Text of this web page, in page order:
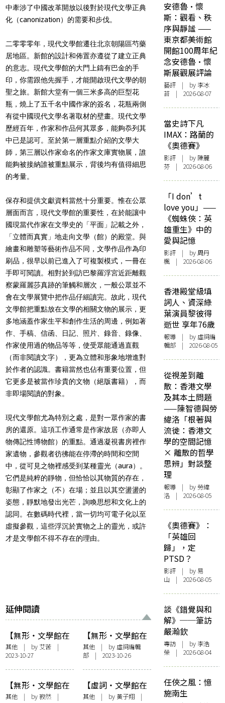
中牽涉了中國改革開放以後對於現代文學正典
化（canonization）的需要和步伐。
二零零零年，現代文學館遷往北京朝陽區芍藥
居地區。新館的設計和佈置亦遵從了建立正典
的意志。現代文學館的大門上鑄有巴金的手
印，你需跟他先握手，才能開啟現代文學的朝
聖之旅。新館大堂有一個三米多高的巨型花
瓶，燒上了五千名中國作家的簽名，花瓶兩側
有從中國現代文學名著取材的壁畫。現代文學
歷經百年，作家和作品何其眾多，能夠忝列其
中已是認可。至於第一層重點介紹的文學大
師，第三層以作家命名的作家文庫實物展，誰
能夠被接納誰被重點展示，背後均有值得細思
的考量。
保存和提供文獻資料當然十分重要。惟在公眾
層面而言，現代文學館的重要性，在於能讓中
國現當代作家在文學史的「平面」記載之外，
「立體而真實」地走向文學（館）的殿堂。與
繪畫和雕塑等藝術作品不同，文學作品作為印
刷品，很早以前已進入了可複製模式，一冊在
手即可閱讀。相對於到訪巴黎羅浮宮近距離觀
察蒙羅麗莎真跡的筆觸和層次，一般公眾並不
會在文學展覽中把作品仔細讀完。故此，現代
文學館把重點放在文學的相關文物的展示，更
多地涵蓋作家生平和創作生活的周邊，例如著
作、手稿、信函、日記、照片、錄音、錄像、
作家使用過的物品等等，使受眾能通過直觀
（而非閱讀文字），更為立體和形象地增進對
於作者的認識。書籍當然也佔有重要位置，但
它更多是被當作珍貴的文物（絕版書籍），而
非即場閱讀的對象。
現代文學館尤為特別之處，是對一眾作家的書
房的還原。這項工作通常是作家故居（亦即 人
物傳記性博物館）的重點。通過凝視書房裡作
家遺物，參觀者彷彿能在停滯的時間和空間
中，從可見之物裡感受到某種靈光（aura）。
它們是純粹的靜物，但恰恰以其物質的存在，
彰顯了作家之（不）在場；並且以其空盪盪的
姿態，靜默地發出光芒，詢喚思想和文化上的
認同。在數碼時代裡，當一切均可電子化以至
虛擬參觀，這些浮沉於實物之上的靈光，或許
才是文學館不得不存在的理由。
延伸閱讀
【無形・文學館在
他方】文學館流放
他方：烏克蘭到摩
爾多瓦
其他 | by 艾苦 |
2023-10-27
【無形・文學館在
他方】文學館當
刻：實現、想像、
時間線
其他| by 虛詞編輯
部 | 2023-10-26
【無形・文學館在
他方】開幕了，然
其他 | by 寂然 |
【虛詞・文學館在
他方】村上春樹．
其他| by 黃子翔 |
安德魯·懷
斯：觀看、秩
序與靜謐 ——
東京都美術館
開館100周年紀
念安德魯·懷
斯展觀展評論
藝評 | by 李冰
苔 | 2026-08-07
當史詩下凡
IMAX：路蘭的
《奧德賽》
影評 | by 陳麗
芬 | 2026-08-06
「I don’t
love you」——
《蜘蛛俠：英
雄重生》中的
愛與記憶
影評 | by周丹
楓 | 2026-08-06
香港殿堂級填
詞人、資深綠
葉演員黎彼得
逝世 享年76歲
報導 | by 虛詞編
輯部 | 2026-08-05
從視差到離
散：香港文學
及其本土問題
——陳智德與勞
緯洛「根著與
流徙：香港文
學的空間記憶
× 離散的哲學
思辨」對談整
理
報導 | by 勞緯
洛 | 2026-08-05
《奧德賽》：
「英雄回
歸」，定
PTSD？
影評 | by 易
山 | 2026-08-05
談《錯覺與和
解》──筆訪
嚴瀚欽
專訪 | by 李浩
榮 | 2026-08-04
任俠之風：憶
施南生